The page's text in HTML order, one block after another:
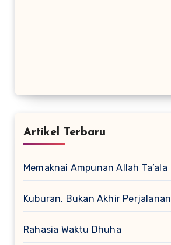
Artikel Terbaru
Memaknai Ampunan Allah Ta’ala
Kuburan, Bukan Akhir Perjalanan
Rahasia Waktu Dhuha